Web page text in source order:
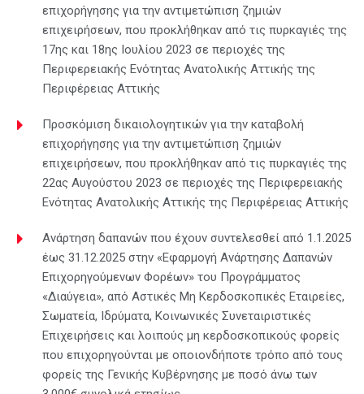
επιχορήγησης για την αντιμετώπιση ζημιών
επιχειρήσεων, που προκλήθηκαν από τις πυρκαγιές της
17ης και 18ης Ιουλίου 2023 σε περιοχές της
Περιφερειακής Ενότητας Ανατολικής Αττικής της
Περιφέρειας Αττικής
Προσκόμιση δικαιολογητικών για την καταβολή
επιχορήγησης για την αντιμετώπιση ζημιών
επιχειρήσεων, που προκλήθηκαν από τις πυρκαγιές της
22ας Αυγούστου 2023 σε περιοχές της Περιφερειακής
Ενότητας Ανατολικής Αττικής της Περιφέρειας Αττικής
Ανάρτηση δαπανών που έχουν συντελεσθεί από 1.1.2025
έως 31.12.2025 στην «Εφαρμογή Ανάρτησης Δαπανών
Επιχορηγούμενων Φορέων» του Προγράμματος
«Διαύγεια», από Αστικές Μη Κερδοσκοπικές Εταιρείες,
Σωματεία, Ιδρύματα, Κοινωνικές Συνεταιριστικές
Επιχειρήσεις και λοιπούς μη κερδοσκοπικούς φορείς
που επιχορηγούνται με οποιονδήποτε τρόπο από τους
φορείς της Γενικής Κυβέρνησης με ποσό άνω των